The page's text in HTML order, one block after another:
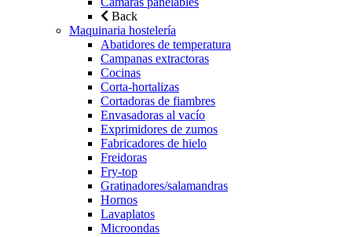
Back
Maquinaria hostelería
Abatidores de temperatura
Campanas extractoras
Cocinas
Corta-hortalizas
Cortadoras de fiambres
Envasadoras al vacío
Exprimidores de zumos
Fabricadores de hielo
Freidoras
Fry-top
Gratinadores/salamandras
Hornos
Lavaplatos
Microondas